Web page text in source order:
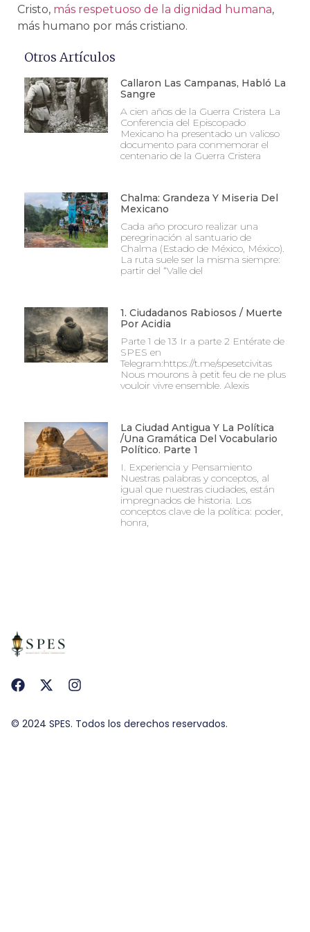
Cristo, más respetuoso de la dignidad humana,
más humano por más cristiano.
Otros Artículos
Callaron Las Campanas, Habló La
Sangre
A cien años de la Guerra Cristera La
Conferencia del Episcopado
Mexicano ha presentado un valioso
documento para conmemorar el
centenario de la Guerra Cristera
Chalma: Grandeza Y Miseria Del
Mexicano
Cada año procuro realizar una
peregrinación al santuario de
Chalma (Estado de México, México).
La ruta suele ser la misma siempre:
partir del “Valle del
1. Ciudadanos Rabiosos / Muerte
Por Acidia
Parte 1 de 13 Ir a parte 2 Entérate de
SPES en
Telegram:https://t.me/spesetcivitas
Nous mourons à petit feu de ne plus
vouloir vivre ensemble. Alexis
La Ciudad Antigua Y La Política
/Una Gramática Del Vocabulario
Político. Parte 1
I. Experiencia y Pensamiento
Nuestras palabras y conceptos, al
igual que nuestras ciudades, están
impregnados de historia. Los
conceptos clave de la política: poder,
honra,
© 2024 SPES. Todos los derechos reservados.